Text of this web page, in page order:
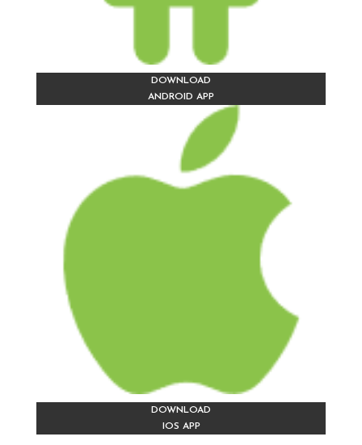
DOWNLOAD
ANDROID APP
DOWNLOAD
IOS APP